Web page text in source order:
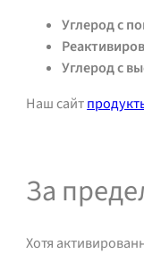
Углерод с
Углерод с
Наш сайт
За
Хотя